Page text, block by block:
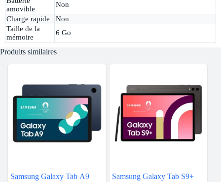
amovible
Non
Charge rapide
Non
Taille de la
mémoire
6 Go
Produits similaires
Samsung Galaxy Tab A9
Samsung Galaxy Tab S9+